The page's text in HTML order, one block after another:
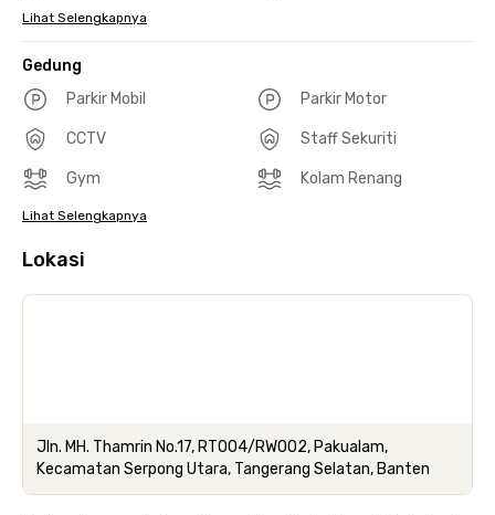
Lihat Selengkapnya
Gedung
Parkir Mobil
Parkir Motor
CCTV Staff Sekuriti
Gym Kolam Renang
Lihat Selengkapnya
Lokasi
Jln. MH. Thamrin No.17, RT004/RW002, Pakualam,
Kecamatan Serpong Utara, Tangerang Selatan, Banten